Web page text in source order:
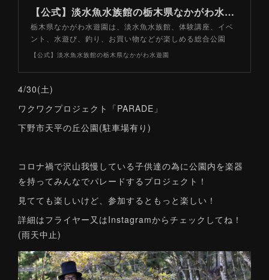
【公式】淡水魚水族館の栃木県なかがわ水遊園
栃木県なかがわ水遊園は、淡水魚水族館、体験講座、イベ
ント、水遊び、釣り、お買い物などが楽しめる総合公園
【公式】淡水魚水族館の栃木県なかがわ水遊園
4/30(土)
ワクワクプロジェクト「PARADE」
下野市天平の丘公園(駐車場有り)
コロナ禍で沢山我慢している子供達の為に公園内を楽器
を持ってみんなでパレードするプロジェクト！
見てても楽しいけど、参加するともっと楽しい！
詳細はフライヤー又はInstagramからチェックしてね！
(雨天中止)